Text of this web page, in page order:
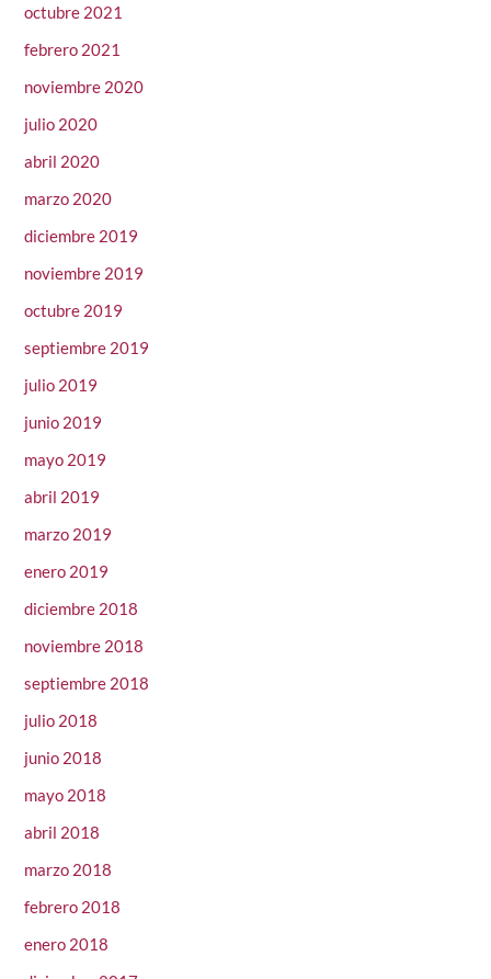
octubre 2021
febrero 2021
noviembre 2020
julio 2020
abril 2020
marzo 2020
diciembre 2019
noviembre 2019
octubre 2019
septiembre 2019
julio 2019
junio 2019
mayo 2019
abril 2019
marzo 2019
enero 2019
diciembre 2018
noviembre 2018
septiembre 2018
julio 2018
junio 2018
mayo 2018
abril 2018
marzo 2018
febrero 2018
enero 2018